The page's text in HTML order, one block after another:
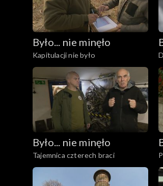
Było... nie minęło
Kapitulacji nie było
Było... nie minęło
Tajemnica czterech braci